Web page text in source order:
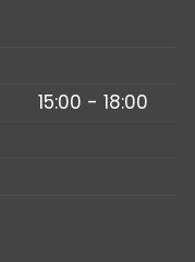
15:00 - 18:00